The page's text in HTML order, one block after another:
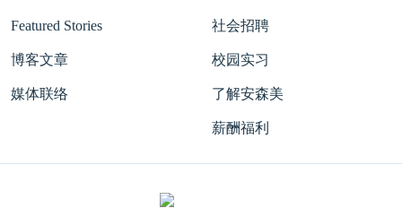
Featured Stories
博客文章
媒体联络
社会招聘
校园实习
了解安森美
薪酬福利